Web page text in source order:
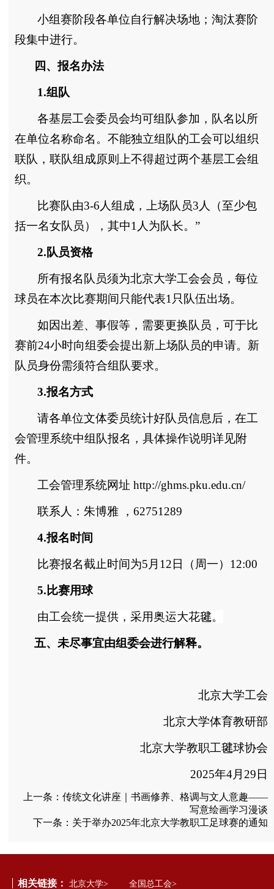
小组赛阶段各单位自行解决场地；淘汰赛阶
段集中进行。
四、报名办法
1.组队
各基层工会委员会均可组队参加，队名以所
在单位名称命名。不能独立组队的工会可以组织
联队，联队组成原则上不得超过两个基层工会组
织。
比赛队由3-6人组成，上场队员3人（至少包
括一名女队员），其中1人为队长。”
2.队员资格
所有报名队员须为北京大学工会会员，每位
球员在本次比赛期间只能代表1只队伍出场。
如因出差、事假等，需要更换队员，可于比
赛前24小时向组委会提出新上场队员的申请。新
队员身份需须符合组队要求。
3.报名方式
请各单位文体委员统计好队员信息后，在工
会管理系统中组队报名，具体操作说明详见附
件。
工会管理系统网址 http://ghms.pku.edu.cn/
联系人：朱博雅 ，62751289
4.报名时间
比赛报名截止时间为5月12日（周一）12:00
5.比赛用球
由工会统一提供，采用奥运大花毽。
五、未尽事宜由组委会进行解释。
北京大学工会
北京大学体育教研部
北京大学教职工毽球协会
2025年4月 29 日
上一条： 传统文化讲座｜书画修养、格调与文人意趣——
写意绘画学习漫谈
下一条： 关于举办2025年北京大学教职工足球赛的通知
相关链接： 北京大学> 全国总工会>